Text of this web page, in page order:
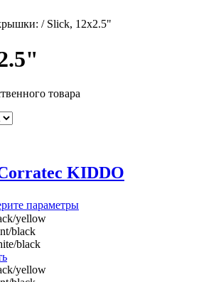
/ Slick, 12x2.5"
товара
KIDDO
параметрыЭтот
yellow
black
black
yellow